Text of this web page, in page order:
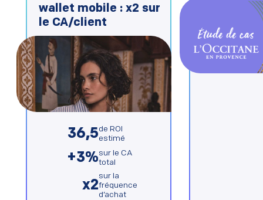
wallet mobile : x2 sur
le CA/client
36,5de ROI
estimé
+3%sur le CA
total
x2
sur la
fréquence
d’achat